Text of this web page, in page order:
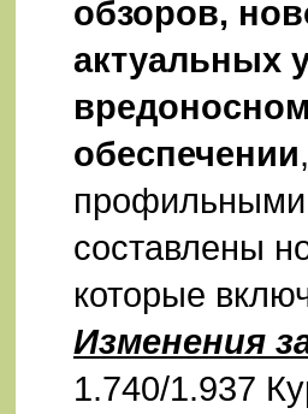
обзоров,
актуальных
обеспечении
профильными
составлены
которые
Изменения
1.740/1.937